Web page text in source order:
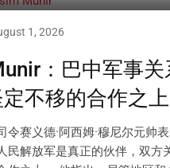
1, 2026
：巴中军事关
不移的合作之上
令赛义德·阿西姆·穆尼尔元帅
民解放军是真正的伙伴，双方